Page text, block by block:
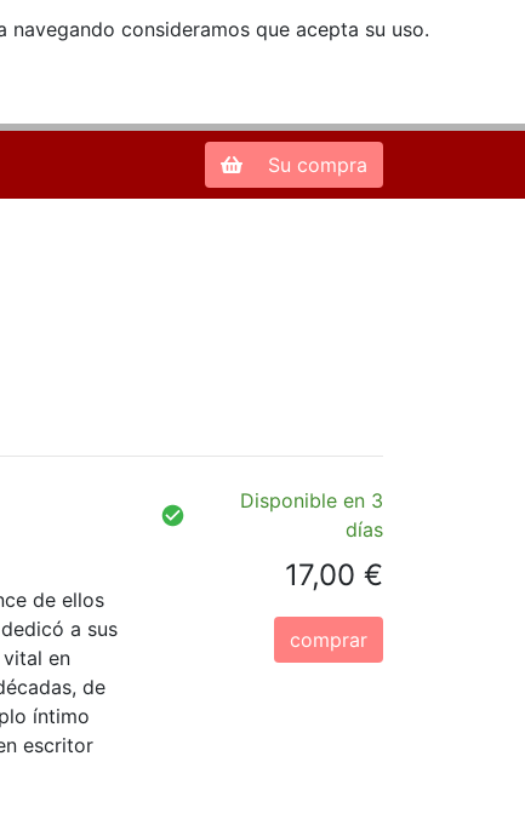
consideramos que acepta su uso.
Zona de Clientes
Su compra
de ellos
a sus
en
de
íntimo
escritor
Disponible en 3
días
17,00 €
comprar